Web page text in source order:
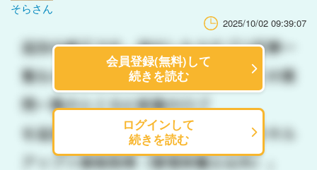
そらさん
2025/10/02 09:39:07
会員登録(無料)して
続きを読む
ログインして
続きを読む